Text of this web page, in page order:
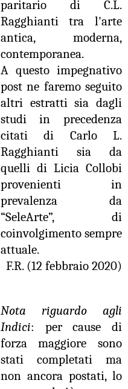
paritario di C.L.
Ragghianti tra l'arte
antica, moderna,
contemporanea.
A questo impegnativo
post ne faremo seguito
altri estratti sia dagli
studi in precedenza
citati di Carlo L.
Ragghianti sia da
quelli di Licia Collobi
provenienti in
prevalenza da
“SeleArte”, di
coinvolgimento sempre
attuale.
F.R. (12 febbraio 2020)
Nota riguardo agli
Indici: per cause di
forza maggiore sono
stati completati ma
non ancora postati, lo